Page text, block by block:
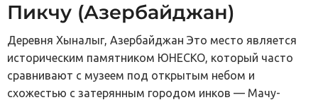
Пикчу (Азербайджан)
Деревня Хыналыг, Азербайджан Это место является
историческим памятником ЮНЕСКО, который часто
сравнивают с музеем под открытым небом и
схожестью с затерянным городом инков — Мачу-